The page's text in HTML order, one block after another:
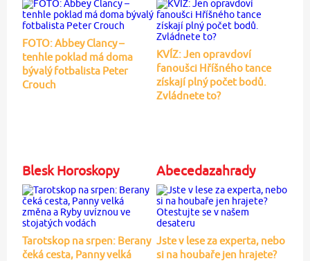
FOTO: Abbey Clancy –
tenhle poklad má doma
bývalý fotbalista Peter
Crouch
KVÍZ: Jen opravdoví
fanoušci Hříšného tance
získají plný počet bodů.
Zvládnete to?
Blesk Horoskopy
Tarotskop na srpen: Berany
čeká cesta, Panny velká
Abecedazahrady
Jste v lese za experta, nebo
si na houbaře jen hrajete?